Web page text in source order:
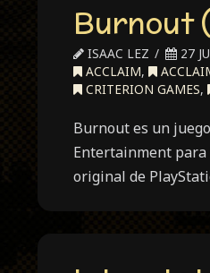
Burnout
ISAAC LEZ
27
ACCLAIM,
CRITERION GAMES,
Burnout es un
Entertainment para
original de